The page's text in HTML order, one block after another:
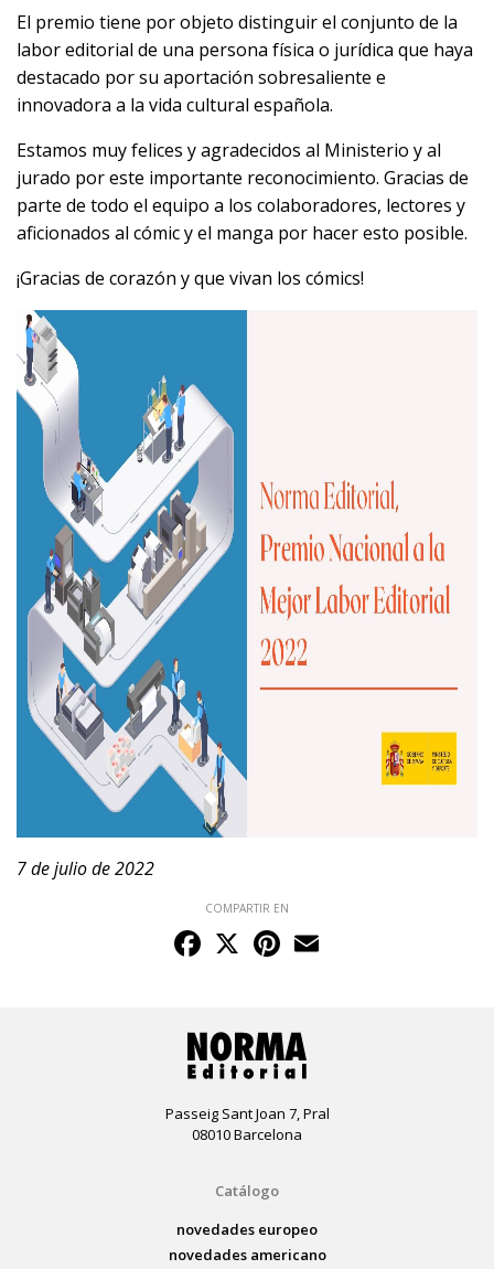
El premio tiene por objeto distinguir el conjunto de la
labor editorial de una persona física o jurídica que haya
destacado por su aportación sobresaliente e
innovadora a la vida cultural española.
Estamos muy felices y agradecidos al Ministerio y al
jurado por este importante reconocimiento. Gracias de
parte de todo el equipo a los colaboradores, lectores y
aficionados al cómic y el manga por hacer esto posible.
¡Gracias de corazón y que vivan los cómics!
7 de julio de 2022
COMPARTIR EN
Facebook
X Pinterest
Passeig Sant Joan 7, Pral
08010 Barcelona
Catálogo
novedades europeo
novedades americano